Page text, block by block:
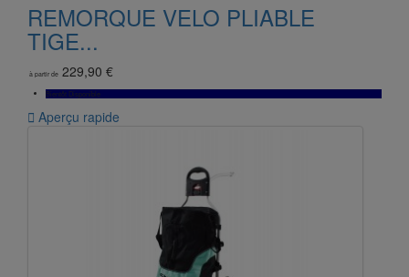
REMORQUE VELO PLIABLE
TIGE...
à partir de 229,90 €
Bientôt Disponible
 Aperçu rapide